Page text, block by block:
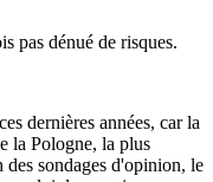
pas dénué de risques.
dernières années, car la
la Pologne, la plus
sondages d'opinion, le